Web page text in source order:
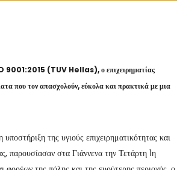
9001:2015 (TUV Hellas), ο επιχειρηματίας
που τον απασχολούν, εύκολα και πρακτικά με μια
της υγιούς επιχειρηματικότητας και
παρουσίασαν στα Γιάννενα την Τετάρτη 1η